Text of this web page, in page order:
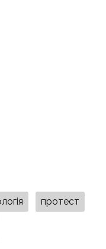
протест